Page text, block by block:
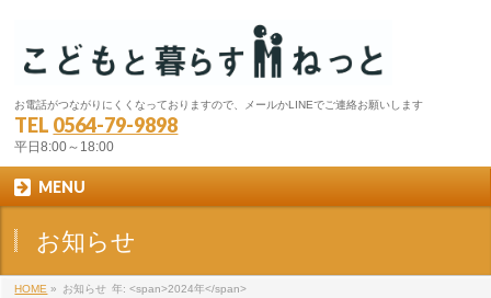
お電話がつながりにくくなっておりますので、メールかLINEでご連絡お願いします
TEL 0564-79-9898
平日8:00～18:00
MENU
お知らせ
HOME » お知らせ 年: <span>2024年</span>